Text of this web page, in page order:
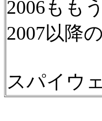
2006もも
2007以降
スパイウ